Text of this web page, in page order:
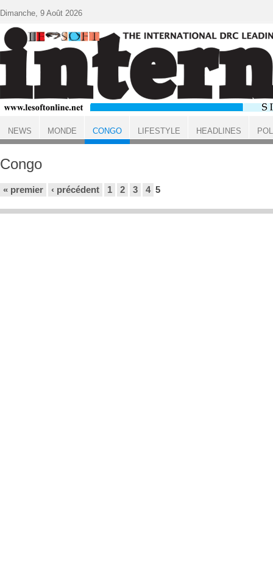
ACCUEIL
Congo
« premier ‹ précédent 1 2 3 4 5
Dimanche, 9 Août 2026
NEWS MONDE CONGO LIFESTYLE HEADLINES